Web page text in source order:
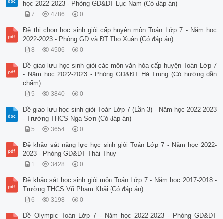
học 2022-2023 - Phòng GD&ĐT Lục Nam (Có đáp án)
7 4786 0
Đề thi chọn học sinh giỏi cấp huyện môn Toán Lớp 7 - Năm học
2022-2023 - Phòng GD và ĐT Thọ Xuân (Có đáp án)
8 4506 0
Đề giao lưu học sinh giỏi các môn văn hóa cấp huyện Toán Lớp 7
- Năm học 2022-2023 - Phòng GD&ĐT Hà Trung (Có hướng dẫn
chấm)
5 3840 0
Đề giao lưu học sinh giỏi Toán Lớp 7 (Lần 3) - Năm học 2022-2023
- Trường THCS Nga Sơn (Có đáp án)
5 3654 0
Đề khảo sát năng lực học sinh giỏi Toán Lớp 7 - Năm học 2022-
2023 - Phòng GD&ĐT Thái Thụy
1 3428 0
Đề khảo sát học sinh giỏi môn Toán Lớp 7 - Năm học 2017-2018 -
Trường THCS Vũ Phạm Khải (Có đáp án)
6 3198 0
Đề Olympic Toán Lớp 7 - Năm học 2022-2023 - Phòng GD&ĐT